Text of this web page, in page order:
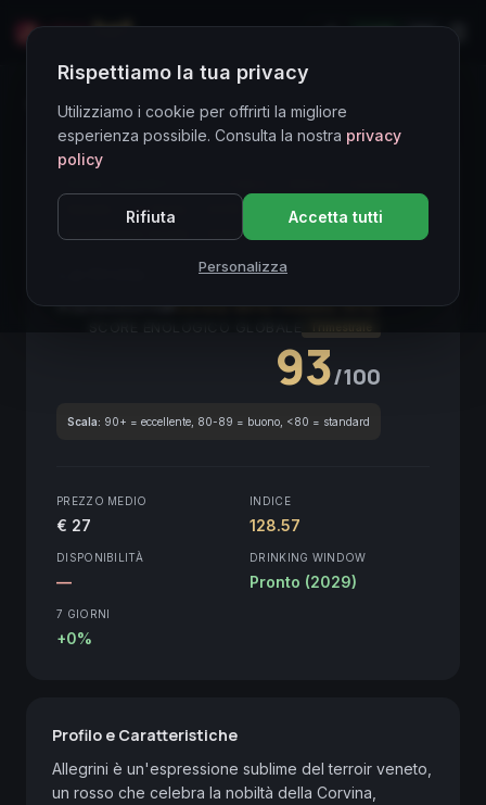
LIVE
Directory Vini
La Grola
Red Wine
Italian Wine
Veneto 2019 Corvina (90%)/Oseleta (10%)
93/100
Scala: 90+ = eccellente, 80-89 = buono, <80 = standard
PREZZO MEDIO
€ 27
INDICE
128.57
DISPONIBILITÀ
—
DRINKING WINDOW
Pronto (2029)
7 GIORNI
+0%
Profilo e Caratteristiche
Allegrini è un'espressione sublime del terroir veneto,
un rosso che celebra la nobiltà della Corvina,
Rispettiamo la tua privacy
Utilizziamo i cookie per offrirti la migliore
esperienza possibile. Consulta la nostra privacy
policy
Rifiuta Accetta tutti
Personalizza